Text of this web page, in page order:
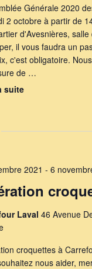
Générale 2020
2 octobre à partir de
d'Avesnières,
il vous faudra un
c'est obligatoire.
de …
suite
2021 -6
Laval46 Avenue
croquettes à
nous aider,